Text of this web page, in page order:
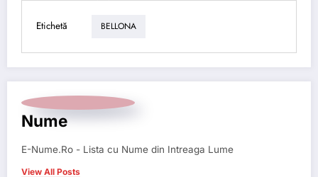
Etichetă BELLONA
Nume
E-Nume.Ro - Lista cu Nume din Intreaga Lume
View All Posts